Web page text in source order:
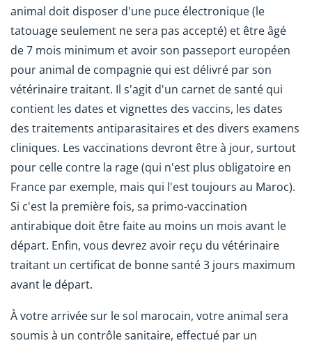
animal doit disposer d'une puce électronique (le
tatouage seulement ne sera pas accepté) et être âgé
de 7 mois minimum et avoir son passeport européen
pour animal de compagnie qui est délivré par son
vétérinaire traitant. Il s'agit d'un carnet de santé qui
contient les dates et vignettes des vaccins, les dates
des traitements antiparasitaires et des divers examens
cliniques. Les vaccinations devront être à jour, surtout
pour celle contre la rage (qui n'est plus obligatoire en
France par exemple, mais qui l'est toujours au Maroc).
Si c'est la première fois, sa primo-vaccination
antirabique doit être faite au moins un mois avant le
départ. Enfin, vous devrez avoir reçu du vétérinaire
traitant un certificat de bonne santé 3 jours maximum
avant le départ.
À votre arrivée sur le sol marocain, votre animal sera
soumis à un contrôle sanitaire, effectué par un